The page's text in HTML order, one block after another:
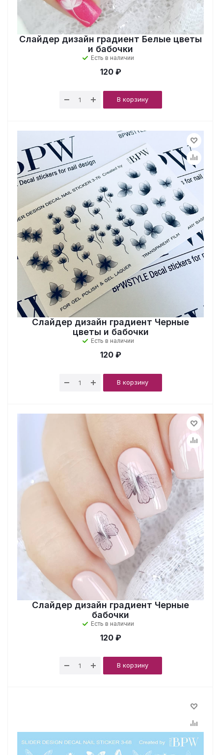
Слайдер дизайн градиент Белые цветы
и бабочки
Есть в наличии
120 ₽
В корзину
Слайдер дизайн градиент Черные
цветы и бабочки
Есть в наличии
120 ₽
В корзину
Слайдер дизайн градиент Черные
бабочки
Есть в наличии
120 ₽
В корзину